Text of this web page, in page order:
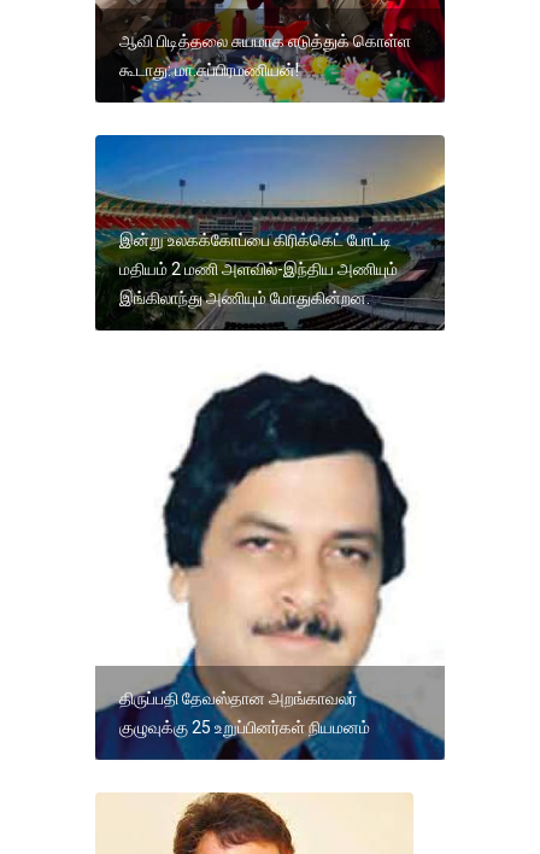
ஆவி பிடித்தலை சுயமாக எடுத்துக் கொள்ள
கூடாது: மா.சுப்பிரமணியன்!
இன்று உலகக்கோப்பை கிரிக்கெட் போட்டி
மதியம் 2 மணி அளவில்-இந்திய அணியும்
இங்கிலாந்து அணியும் மோதுகின்றன.
திருப்பதி தேவஸ்தான அறங்காவலர்
குழுவுக்கு 25 உறுப்பினர்கள் நியமனம்